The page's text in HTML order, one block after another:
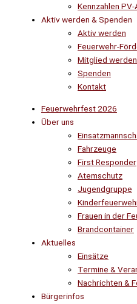
Kennzahlen PV-
Aktiv werden & Spenden
Aktiv werden
Feuerwehr-
Mitglied werden
Spenden
Kontakt
Feuerwehrfest 2026
Über uns
Fahrzeuge
First Responder
Atemschutz
Jugendgruppe
Frauen in der
Brandcontainer
Aktuelles
Einsätze
Termine &
Nachrichten &
Bürgerinfos